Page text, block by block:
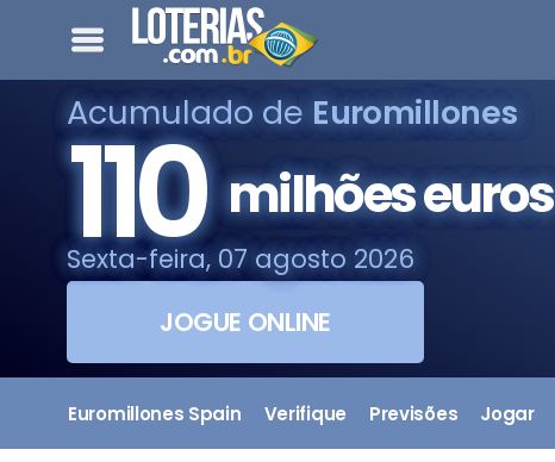
Acumulado de Euromillones
110 milhões euros
Sexta-feira, 07 agosto 2026
JOGUE ONLINE
Euromillones Spain Verifique Previsões Jogar